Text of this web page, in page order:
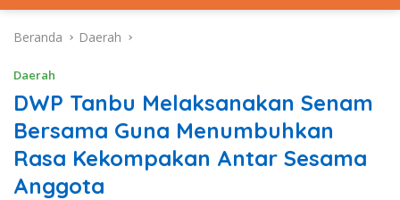
Beranda Daerah
Daerah
DWP Tanbu Melaksanakan Senam
Bersama Guna Menumbuhkan
Rasa Kekompakan Antar Sesama
Anggota